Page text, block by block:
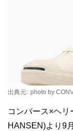
出典元: photo by
コンバース×ヘ
HANSEN)より9